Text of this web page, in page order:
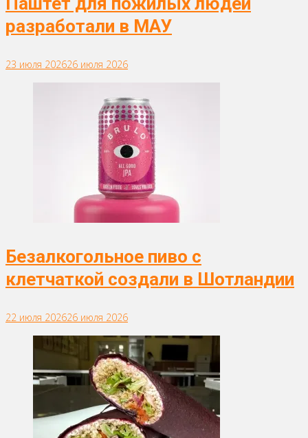
разработали в МАУ
23 июля 202626 июля 2026
Безалкогольное пиво с
клетчаткой создали в Шотландии
22 июля 202626 июля 2026